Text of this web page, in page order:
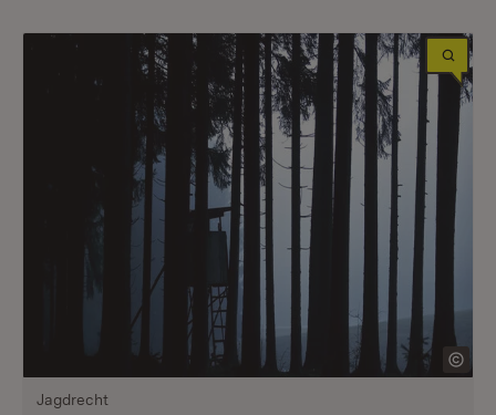
Jagdrecht